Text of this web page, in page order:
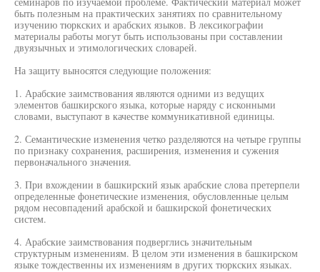
быть полезным на практических занятиях по сравнительному
изучению тюркских и арабских языков. В лексикографии
материалы работы могут быть использованы при составлении
двуязычных и этимологических словарей.
На защиту выносятся следующие положения:
1. Арабские заимствования являются одними из ведущих
элементов башкирского языка, которые наряду с исконными
словами, выступают в качестве коммуникативной единицы.
2. Семантические изменения четко разделяются на четыре группы
по признаку сохранения, расширения, изменения и сужения
первоначального значения.
3. При вхождении в башкирский язык арабские слова претерпели
определенные фонетические изменения, обусловленные целым
рядом несовпадений арабской и башкирской фонетических
систем.
4. Арабские заимствования подверглись значительным
структурным изменениям. В целом эти изменения в башкирском
языке тождественны их изменениям в других тюркских языках.